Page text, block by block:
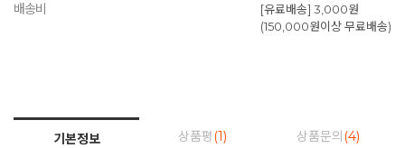
배송비
[유료배송] 3,000원
(150,000원이상 무료배송)
기본정보 상품평 (1) 상품문의 (4)